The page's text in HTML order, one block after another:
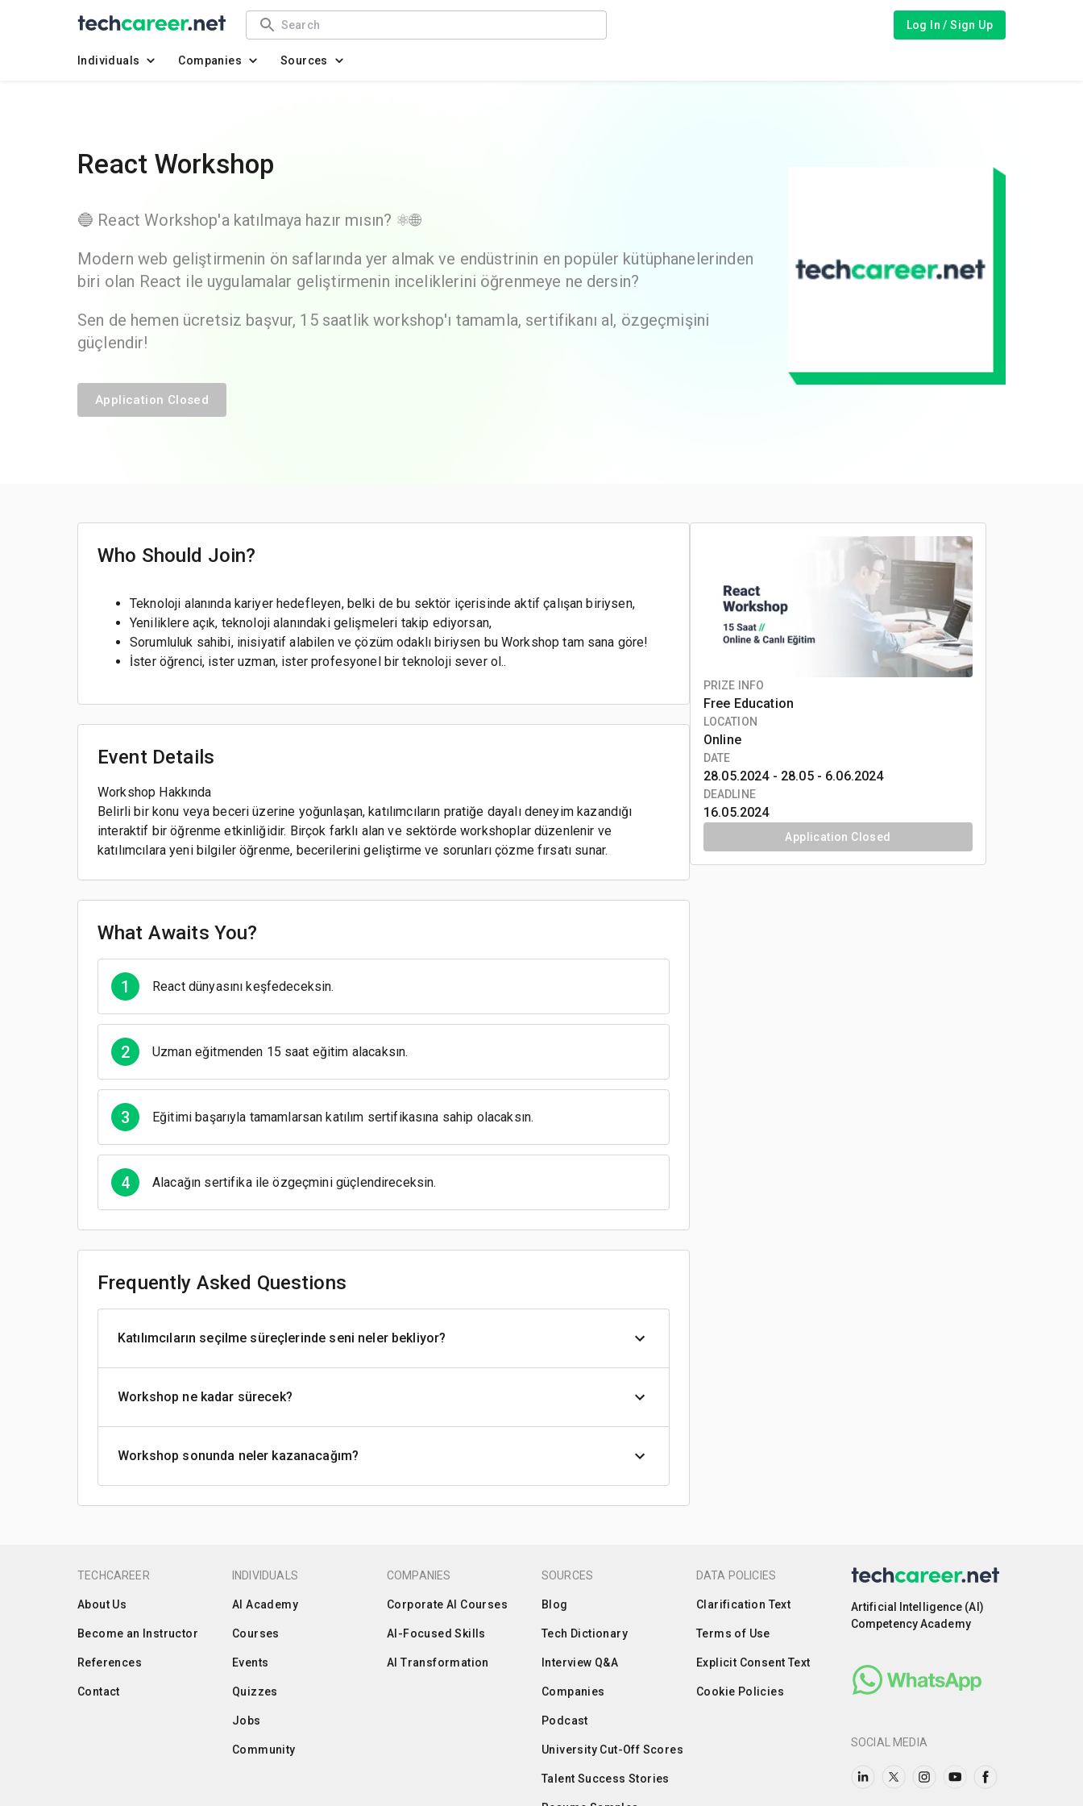
Log In / Sign Up
Individuals Companies Sources
React Workshop
🔵 React Workshop'a katılmaya hazır mısın? ⚛️🌐
Modern web geliştirmenin ön saflarında yer almak ve endüstrinin en popüler kütüphanelerinden
biri olan React ile uygulamalar geliştirmenin inceliklerini öğrenmeye ne dersin?
Sen de hemen ücretsiz başvur, 15 saatlik workshop'ı tamamla, sertifikanı al, özgeçmişini
güçlendir!
Application Closed
Who Should Join?
Teknoloji alanında kariyer hedefleyen, belki de bu sektör içerisinde aktif çalışan biriysen,
Yeniliklere açık, teknoloji alanındaki gelişmeleri takip ediyorsan,
Sorumluluk sahibi, inisiyatif alabilen ve çözüm odaklı biriysen bu Workshop tam sana göre!
İster öğrenci, ister uzman, ister profesyonel bir teknoloji sever ol..
Event Details
Workshop Hakkında
Belirli bir konu veya beceri üzerine yoğunlaşan, katılımcıların pratiğe dayalı deneyim kazandığı
interaktif bir öğrenme etkinliğidir. Birçok farklı alan ve sektörde workshoplar düzenlenir ve
katılımcılara yeni bilgiler öğrenme, becerilerini geliştirme ve sorunları çözme fırsatı sunar.
What Awaits You?
1 React dünyasını keşfedeceksin.
2 Uzman eğitmenden 15 saat eğitim alacaksın.
3 Eğitimi başarıyla tamamlarsan katılım sertifikasına sahip olacaksın.
4 Alacağın sertifika ile özgeçmini güçlendireceksin.
Frequently Asked Questions
Katılımcıların seçilme süreçlerinde seni neler bekliyor?
Workshop ne kadar sürecek?
Workshop sonunda neler kazanacağım?
PRIZE INFO
Free Education
LOCATION
Online
DATE
28.05.2024 - 28.05 - 6.06.2024
DEADLINE
16.05.2024
Application Closed
TECHCAREER
About Us
Become an Instructor
References
Contact
INDIVIDUALS
AI Academy
Courses
Events
Quizzes
Jobs
Community
COMPANIES
Corporate AI Courses
AI-Focused Skills
AI Transformation
SOURCES
Blog
Tech Dictionary
Interview Q&A
Companies
Podcast
University Cut-Off Scores
Talent Success Stories
DATA POLICIES
Clarification Text
Terms of Use
Explicit Consent Text
Cookie Policies
Artificial Intelligence (AI)
Competency Academy
SOCIAL MEDIA